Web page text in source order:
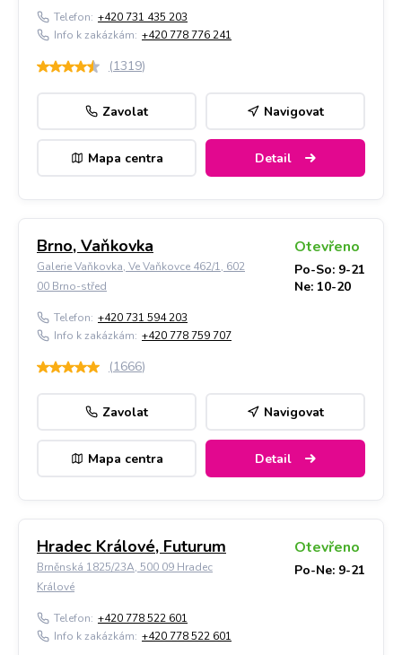
Telefon: +420 731 435 203
Info k zakázkám: +420 778 776 241
(1319)
Zavolat Navigovat
Mapa centra Detail
Brno, Vaňkovka
Galerie Vaňkovka, Ve Vaňkovce 462/1, 602
00 Brno-střed
Otevřeno
Po-So: 9-21
Ne: 10-20
Telefon: +420 731 594 203
Info k zakázkám: +420 778 759 707
(1666)
Zavolat Navigovat
Mapa centra Detail
Hradec Králové, Futurum
Brněnská 1825/23A, 500 09 Hradec
Králové
Otevřeno
Po-Ne: 9-21
Telefon: +420 778 522 601
Info k zakázkám: +420 778 522 601